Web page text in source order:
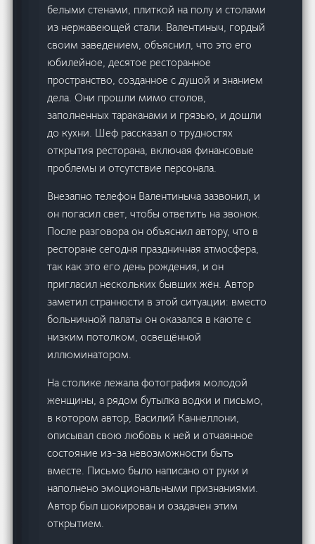
белыми стенами, плиткой на полу и столами
из нержавеющей стали. Валентиныч, гордый
своим заведением, объяснил, что это его
юбилейное, десятое ресторанное
пространство, созданное с душой и знанием
дела. Они прошли мимо столов,
заполненных тараканами и грязью, и дошли
до кухни. Шеф рассказал о трудностях
открытия ресторана, включая финансовые
проблемы и отсутствие персонала.
Внезапно телефон Валентиныча зазвонил, и
он погасил свет, чтобы ответить на звонок.
После разговора он объяснил автору, что в
ресторане сегодня праздничная атмосфера,
так как это его день рождения, и он
пригласил нескольких бывших жён. Автор
заметил странности в этой ситуации: вместо
больничной палаты он оказался в каюте с
низким потолком, освещённой
иллюминатором.
На столике лежала фотография молодой
женщины, а рядом бутылка водки и письмо,
в котором автор, Василий Каннеллони,
описывал свою любовь к ней и отчаянное
состояние из-за невозможности быть
вместе. Письмо было написано от руки и
наполнено эмоциональными признаниями.
Автор был шокирован и озадачен этим
открытием.